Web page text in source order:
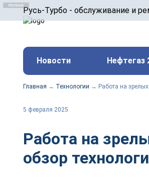
Русь-Турбо - обслуживание и
ООО «Русь-Турбо» занимается
оборудования ТЭС,
и других предприятиях.
Реклама. ООО «Русь-Турбо»,
erid: F7NfYUJCUneVdwPs4znf
Новости Нефтегаз
Главная → Технологии → Работа на
5 февраля 2025
Работа на
обзор